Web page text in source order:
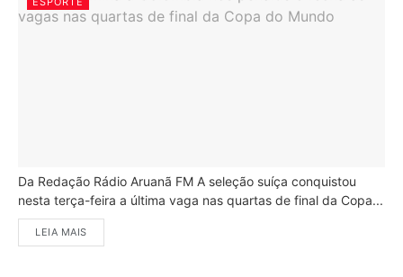
Da Redação Rádio Aruanã FM A seleção suíça conquistou
nesta terça-feira a última vaga nas quartas de final da Copa...
LEIA MAIS